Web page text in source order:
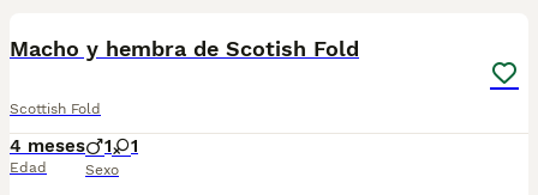
Macho y hembra de Scotish Fold
Scottish Fold
4 meses
Edad
1 1
Sexo